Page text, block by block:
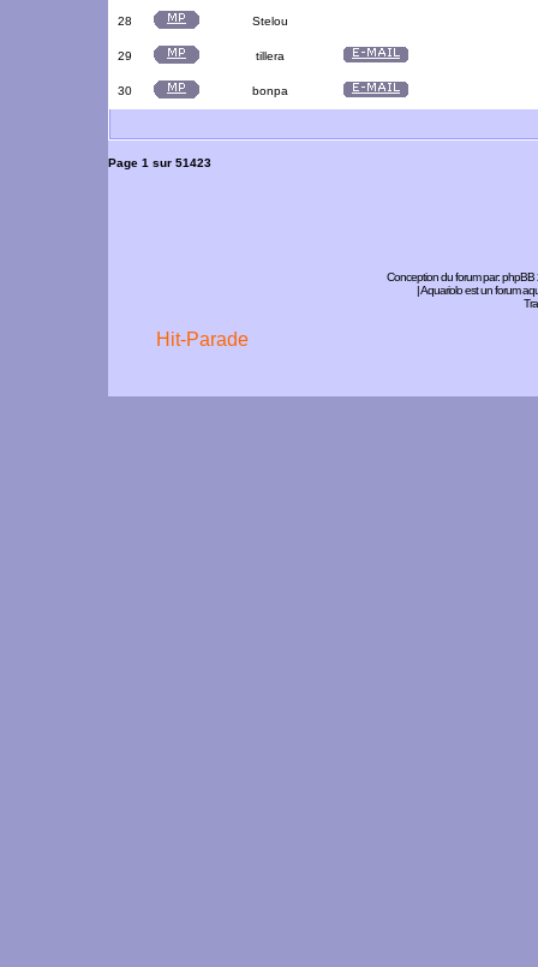
28 Stelou
29 tillera
30 bonpa
Page 1 sur 51423
Conception du forum par:phpBB
| Aquariolo est un forum